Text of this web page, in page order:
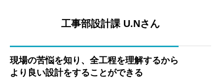
工事部設計課 U.Nさん
現場の苦悩を知り、全工程を理解するから
より良い設計をすることができる